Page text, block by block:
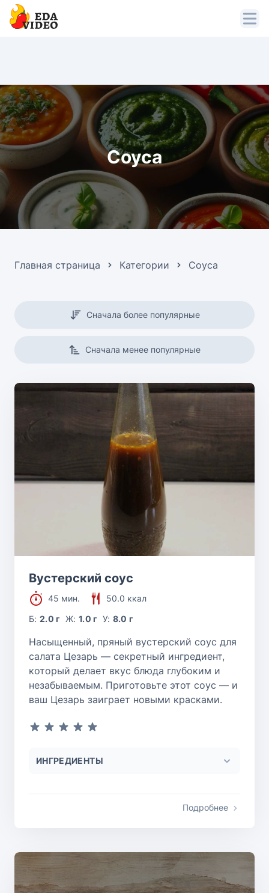
Соуса
Главная страница Категории Соуса
Сначала более популярные
Сначала менее популярные
Вустерский соус
45 мин.
50.0 ккал
Б:2.0 г Ж: 1.0 г У: 8.0 г
Насыщенный, пряный вустерский соус для
салата Цезарь — секретный ингредиент,
который делает вкус блюда глубоким и
незабываемым. Приготовьте этот соус — и
ваш Цезарь заиграет новыми красками.
ИНГРЕДИЕНТЫ
Подробнее